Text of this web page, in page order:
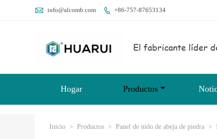
 info@alcomb.com  +86-757-87653134
El fabricante líder
Hogar Productos
Inicio > Productos > Panel de nido de abeja de piedra >